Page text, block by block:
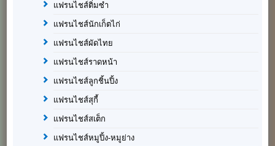
แฟรนไชส์ติ่มซำ
แฟรนไชส์นักเก็ตไก่
แฟรนไชส์ผัดไทย
แฟรนไชส์ราดหน้า
แฟรนไชส์ลูกชิ้นปิ้ง
แฟรนไชส์สุกี้
แฟรนไชส์สเต็ก
แฟรนไชส์หมูปิ้ง-หมูย่าง